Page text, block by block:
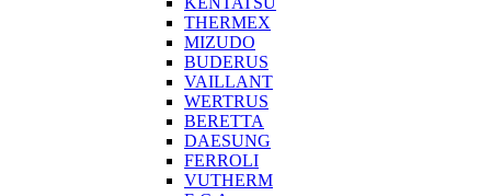
THERMEX
MIZUDO
BUDERUS
VAILLANT
WERTRUS
BERETTA
DAESUNG
FERROLI
VUTHERM